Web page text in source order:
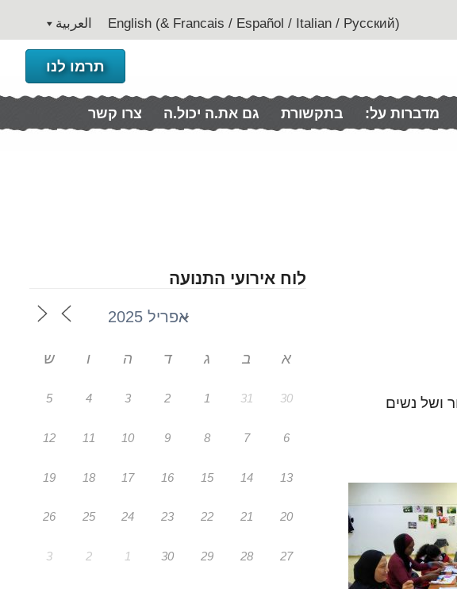
(English (& Francais / Español / Italian / Pусский العربية
תרמו לנו
מדברות על: בתקשורת גם את.ה יכול.ה צרו קשר
ושל נשים
לוח אירועי התנועה
א ב ג ד ה ו ש
30
31
1
2
3
4
5
6
7
8
9
10
11
12
13
14
15
16
17
18
19
20
21
22
23
24
25
26
27
28
29
30
1
2
3